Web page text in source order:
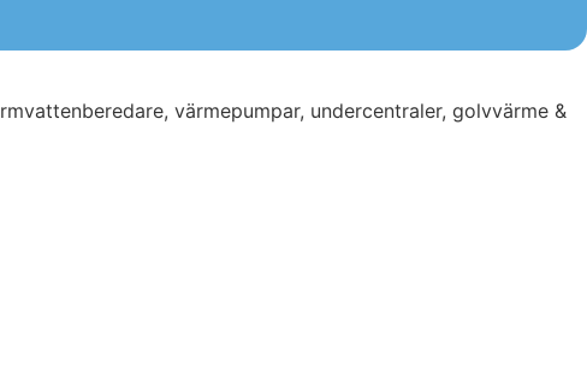
värmepumpar, undercentraler, golvvärme &